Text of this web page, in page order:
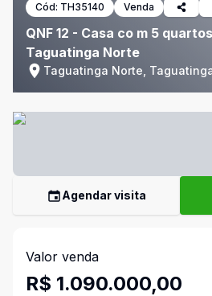
Cód: TH35140 Venda
QNF 12 - Casa co m 5
Taguatinga Norte
Taguatinga Norte,
Agendar visita
Valor venda
R$ 1.090.000,00